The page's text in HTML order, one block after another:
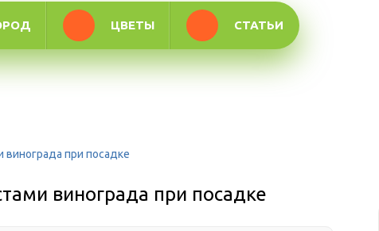
ЦВЕТЫ СТАТЬИ
винограда при посадке
винограда при посадке